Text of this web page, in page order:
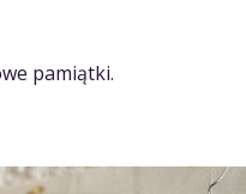
pamiątki.